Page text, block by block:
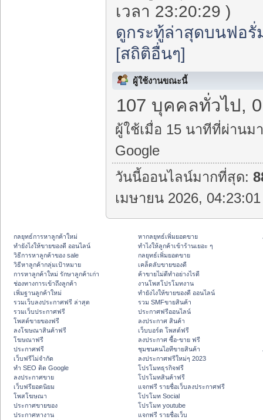
เวลา 23:20:29 )
ดูกระทู้ล่าสุดบนฟอรั่
[สถิติอื่นๆ]
ผู้ใช้งานขณะนี้
107 บุคคลทั่วไป,
ผู้ใช้เมื่อ 15 นาทีที่ผ่านม
Google
วันนี้ออนไลน์มากที่สุด:
เมษายน 2026,
กลยุทธ์การหาลูกค้าใหม่
ทํายังไงให้ขายของดี ออนไลน์
วิธีการหาลูกค้าของ sale
วิธีหาลูกค้ากลุ่มเป้าหมาย
การหาลูกค้าใหม่ รักษาลูกค้าเก่า
ช่องทางการเข้าถึงลูกค้า
เพิ่มฐานลูกค้าใหม่
รวมเว็บลงประกาศฟรี ล่าสุด
รวมเว็บประกาศฟรี
โพสต์ขายของฟรี
ลงโฆษณาสินค้าฟรี
โฆษณาฟรี
ประกาศฟรี
เว็บฟรีไม่จำกัด
ทำ SEO ติด Google
ลงประกาศขาย
เว็บฟรียอดนิยม
โพสโฆษณา
ประกาศขายของ
ประกาศหางาน
หากลยุทธ์เพิ่มยอดขาย
ทําไงให้ลูกค้าเข้าร้านเยอะ ๆ
กลยุทธ์เพิ่มยอดขาย
เคล็ดลับขายของดี
ค้าขายไม่ดีทำอย่างไรดี
งานโพสโปรโมทงาน
ทํายังไงให้ขายของดี ออนไลน์
รวม SMFขายสินค้า
ประกาศฟรีออนไลน์
ลงประกาศ สินค้า
เว็บบอร์ด โพสต์ฟรี
ลงประกาศ ซื้อ-ขาย ฟรี
ชุมชนคนไอทีขายสินค้า
ลงประกาศฟรีใหม่ๆ 2023
โปรโมทธุรกิจฟรี
โปรโมทสินค้าฟรี
แจกฟรี รายชื่อเว็บลงประกาศฟรี
โปรโมท Social
โปรโมท youtube
แจกฟรี รายชื่อเว็บ